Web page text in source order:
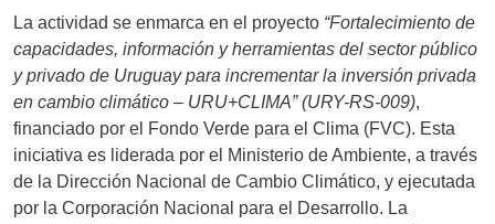
La actividad se enmarca en el proyecto “Fortalecimiento de
capacidades, información y herramientas del sector público
y privado de Uruguay para incrementar la inversión privada
en cambio climático – URU+CLIMA” (URY-RS-009),
financiado por el Fondo Verde para el Clima (FVC). Esta
iniciativa es liderada por el Ministerio de Ambiente, a través
de la Dirección Nacional de Cambio Climático, y ejecutada
por la Corporación Nacional para el Desarrollo. La